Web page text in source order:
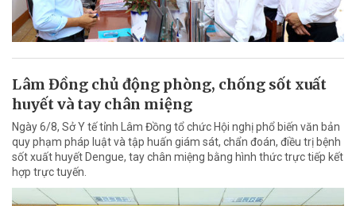
Lâm Đồng chủ động phòng, chống sốt xuất
huyết và tay chân miệng
Ngày 6/8, Sở Y tế tỉnh Lâm Đồng tổ chức Hội nghị phổ biến văn bản
quy phạm pháp luật và tập huấn giám sát, chẩn đoán, điều trị bệnh
sốt xuất huyết Dengue, tay chân miệng bằng hình thức trực tiếp kết
hợp trực tuyến.